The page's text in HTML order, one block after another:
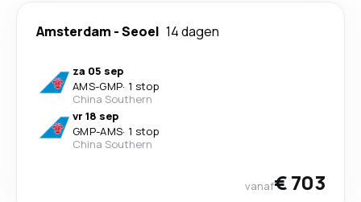
Amsterdam -Seoel 14 dagen
za 05 sep
AMS-GMP· 1 stop
China Southern
vr 18 sep
GMP-AMS· 1 stop
China Southern
vanaf€ 703